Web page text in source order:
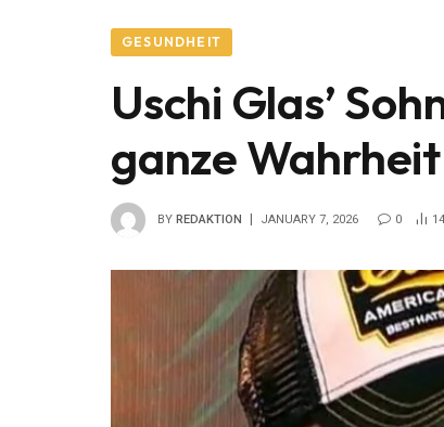
GESUNDHEIT
Uschi Glas’
ganze Wahrheit
BY REDAKTION JANUARY 7, 2026 0 14